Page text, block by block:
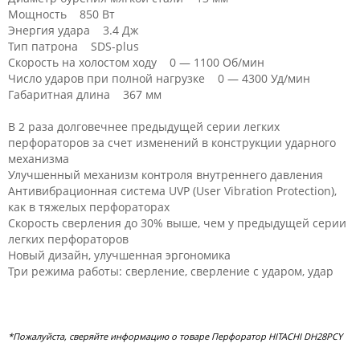
Мощность 850 Вт
Энергия удара 3.4 Дж
Тип патрона SDS-plus
Скорость на холостом ходу 0 — 1100 Об/мин
Число ударов при полной нагрузке 0 — 4300 Уд/мин
Габаритная длина 367 мм
В 2 раза долговечнее предыдущей серии легких
перфораторов за счет изменений в конструкции ударного
механизма
Улучшенный механизм контроля внутреннего давления
Антивибрационная система UVP (User Vibration Protection),
как в тяжелых перфораторах
Скорость сверления до 30% выше, чем у предыдущей серии
легких перфораторов
Новый дизайн, улучшенная эргономика
Три режима работы: сверление, сверление с ударом, удар
*Пожалуйста, сверяйте информацию о товаре Перфоратор HITACHI DH28PСY